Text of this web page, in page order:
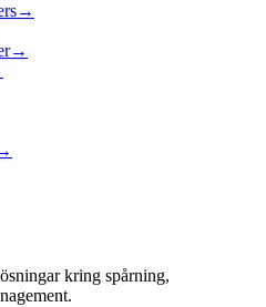
→
→
kring spårning,